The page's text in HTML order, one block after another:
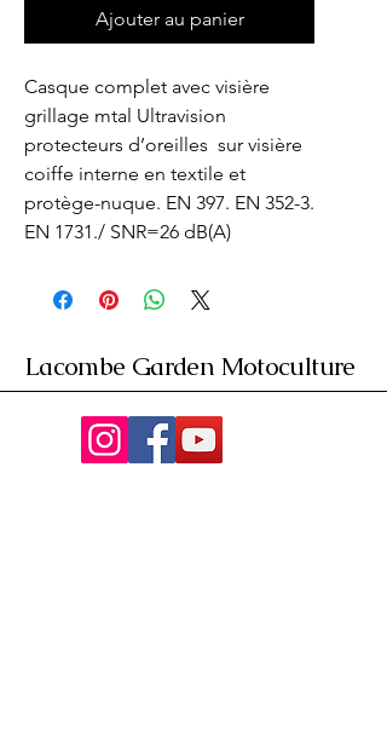
Ajouter au panier
Casque complet avec visière
grillage mtal Ultravision
protecteurs d’oreilles  sur visière
coiffe interne en textile et
protège-nuque. EN 397. EN 352-3.
EN 1731./ SNR=26 dB(A)
Lacombe Garden Motoculture